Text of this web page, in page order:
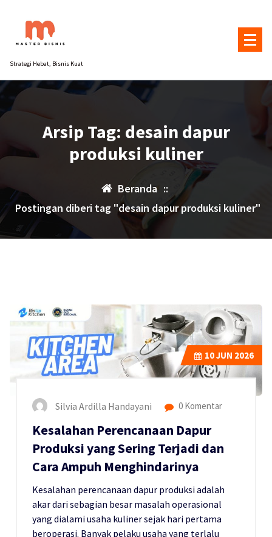
konten
Strategi Hebat, Bisnis Kuat
Arsip Tag: desain dapur
produksi kuliner
Beranda ::
Postingan diberi tag "desain dapur produksi kuliner"
10JUN 2026
Silvia Ardilla Handayani 0 Komentar
Kesalahan Perencanaan Dapur
Produksi yang Sering Terjadi dan
Cara Ampuh Menghindarinya
Kesalahan perencanaan dapur produksi adalah
akar dari sebagian besar masalah operasional
yang dialami usaha kuliner sejak hari pertama
beroperasi. Banyak pelaku usaha yang terlalu